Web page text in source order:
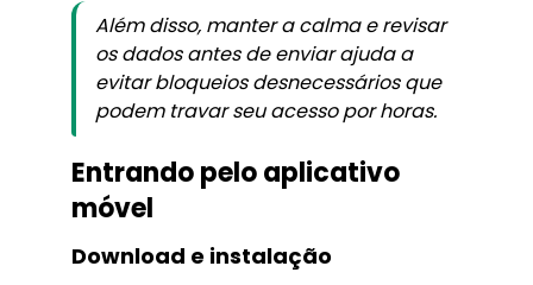
Além disso, manter a calma e revisar
os dados antes de enviar ajuda a
evitar bloqueios desnecessários que
podem travar seu acesso por horas.
Entrando pelo aplicativo
móvel
Download e instalação